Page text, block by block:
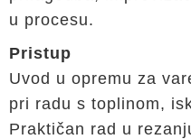
u procesu.
Pristup
Uvod u opremu za
pri radu s toplinom,
Praktičan rad u